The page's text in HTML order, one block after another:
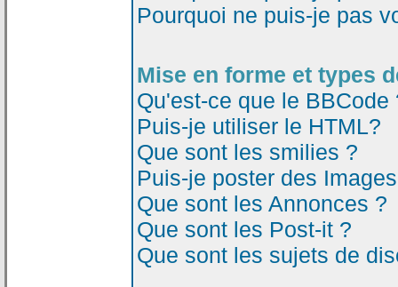
Pourquoi ne puis-je pas
Mise en forme et types
Qu'est-ce que le BBCode
Puis-je utiliser le HTML?
Que sont les smilies ?
Puis-je poster des
Que sont les Annonces ?
Que sont les Post-it ?
Que sont les sujets de